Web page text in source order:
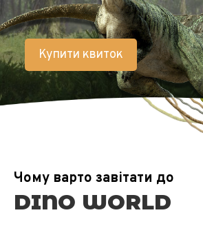
Купити квиток
Чому варто завітати до
DINO WORLD